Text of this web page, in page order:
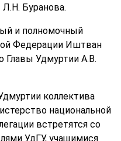
Буранова.
и полномочный
Федерации Иштван
Главы Удмуртии А.В.
коллектива
национальной
встретятся со
УдГУ, учащимися